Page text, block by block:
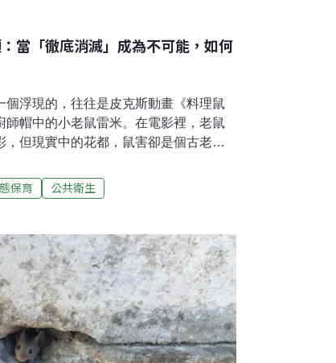
當「徹底消滅」成為不可能，如何
浮現的，往往是皮克斯動畫《料理鼠
帽中的小老鼠雷米。在電影裡，老鼠
但現實中的花都，鼠害卻是個古老且
老鼠在角落活動，有時還能看見一整
畫面早已不是罕見現象，甚至逐漸被
約210萬，大都會區約1200萬，有人開
鼠」。
保育 公共衛生